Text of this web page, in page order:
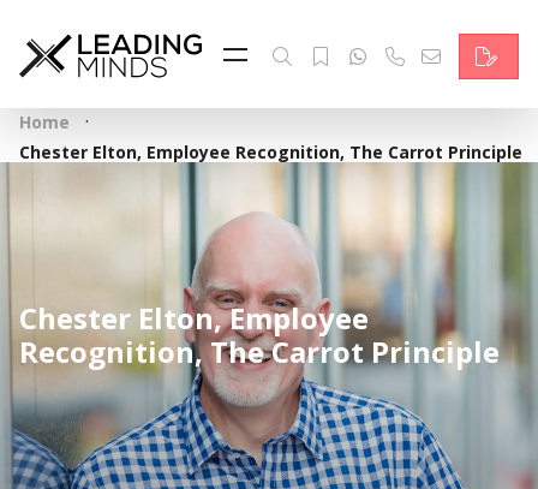
Feed & News
Reading Minds
Themen
Services
Wer wir sind
Kontakt
English
Home ·
Chester Elton, Employee Recognition, The Carrot Principle
Chester Elton, Employee
Recognition, The Carrot Principle